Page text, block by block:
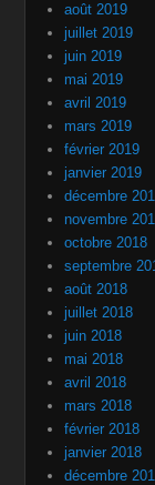
août 2019
juillet 2019
juin 2019
mai 2019
avril 2019
mars 2019
février 2019
janvier 2019
décembre
novembre
octobre 2018
septembre
août 2018
juillet 2018
juin 2018
mai 2018
avril 2018
mars 2018
février 2018
janvier 2018
décembre